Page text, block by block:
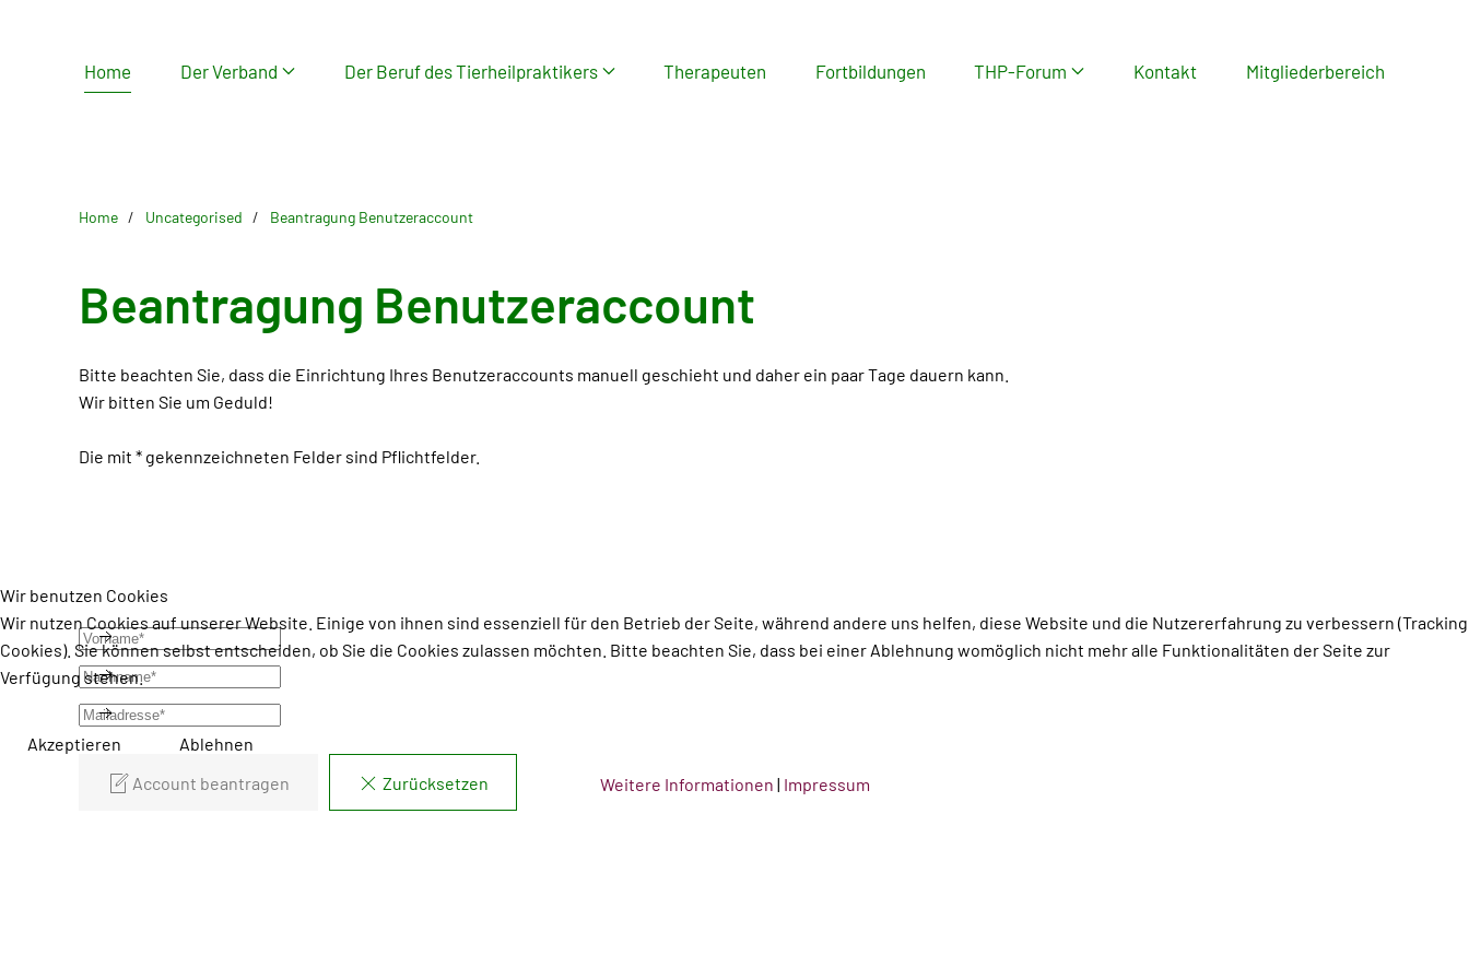
Home Der Verband Der Beruf des Tierheilpraktikers Therapeuten Fortbildungen THP-Forum Kontakt Mitgliederbereich
Home Uncategorised Beantragung Benutzeraccount
Beantragung Benutzeraccount
Bitte beachten Sie, dass die Einrichtung Ihres Benutzeraccounts manuell geschieht und daher ein paar Tage dauern kann.
Wir bitten Sie um Geduld!
Die mit * gekennzeichneten Felder sind Pflichtfelder.
Account beantragen Zurücksetzen
Wir benutzen Cookies
Wir nutzen Cookies auf unserer Website. Einige von ihnen sind essenziell für den Betrieb der Seite, während andere uns helfen, diese Website und die Nutzererfahrung zu verbessern (Tracking
Cookies). Sie können selbst entscheiden, ob Sie die Cookies zulassen möchten. Bitte beachten Sie, dass bei einer Ablehnung womöglich nicht mehr alle Funktionalitäten der Seite zur
Verfügung stehen.
Akzeptieren
Ablehnen
Weitere Informationen | Impressum